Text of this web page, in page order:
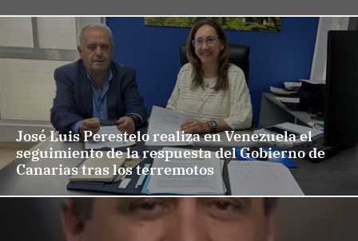
José Luis Perestelo realiza en Venezuela el
seguimiento de la respuesta del Gobierno de
Canarias tras los terremotos